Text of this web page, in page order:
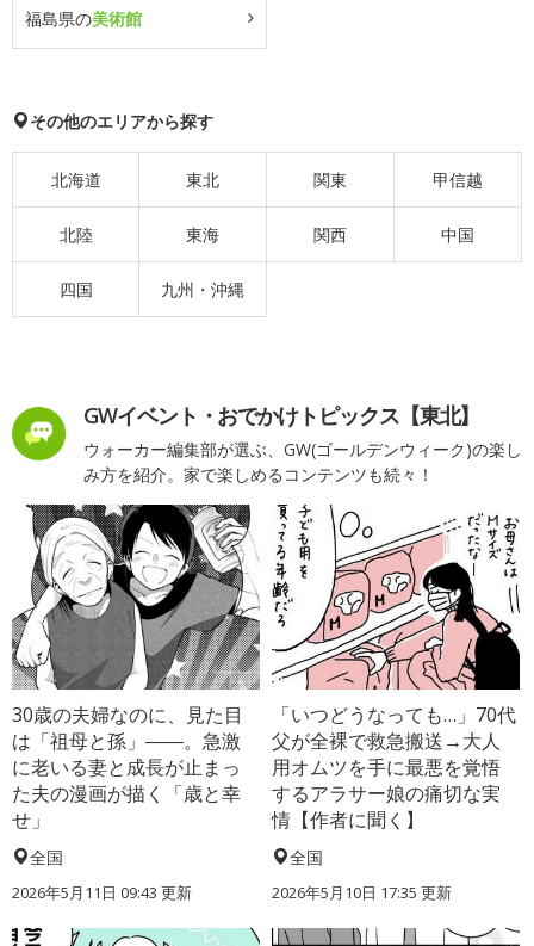
福島県の美術館
その他のエリアから探す
北海道 東北 関東 甲信越
北陸 東海 関西 中国
四国 九州・沖縄
GWイベント・おでかけトピックス【東北】
ウォーカー編集部が選ぶ、GW(ゴールデンウィーク)の楽し
み方を紹介。家で楽しめるコンテンツも続々！
30歳の夫婦なのに、見た目
は「祖母と孫」――。急激
に老いる妻と成長が止まっ
た夫の漫画が描く「歳と幸
せ」
全国
2026年5月11日 09:43 更新
「いつどうなっても…」70代
父が全裸で救急搬送→大人
用オムツを手に最悪を覚悟
するアラサー娘の痛切な実
情【作者に聞く】
全国
2026年5月10日 17:35 更新